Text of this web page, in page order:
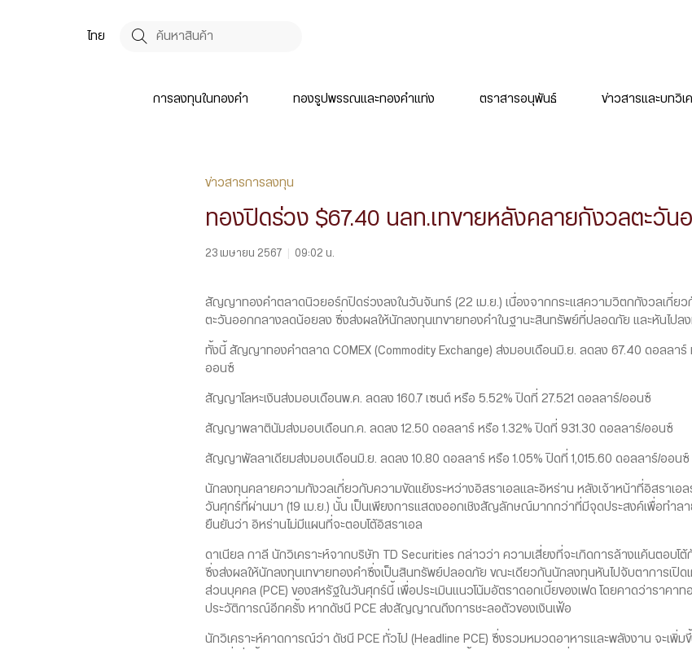
ไทย
การลงทุนในทองคำ ทองรูปพรรณและทองคำแท่ง ตราสารอนุพันธ์ ข่าวสารและบทวิเ
ข่าวสารการลงทุน
ทองปิดร่วง $67.40 นลท.เทขายหลังคลายกังวลตะวัน
23 เมษายน 2567 09:02 น.
สัญญาทองคำตลาดนิวยอร์กปิดร่วงลงในวันจันทร์ (22 เม.ย.) เนื่องจากกระแสความวิตกกังวลเกี่ย
ตะวันออกกลางลดน้อยลง ซึ่งส่งผลให้นักลงทุนเทขายทองคำในฐานะสินทรัพย์ที่ปลอดภัย และหันไปล
ทั้งนี้ สัญญาทองคำตลาด COMEX (Commodity Exchange) ส่งมอบเดือนมิ.ย. ลดลง 67.40 ดอลลา
ออนซ์
สัญญาโลหะเงินส่งมอบเดือนพ.ค. ลดลง 160.7 เซนต์ หรือ 5.52% ปิดที่ 27.521 ดอลลาร์/ออนซ์
สัญญาพลาตินัมส่งมอบเดือนก.ค. ลดลง 12.50 ดอลลาร์ หรือ 1.32% ปิดที่ 931.30 ดอลลาร์/ออนซ์
สัญญาพัลลาเดียมส่งมอบเดือนมิ.ย. ลดลง 10.80 ดอลลาร์ หรือ 1.05% ปิดที่ 1,015.60 ดอลลาร์/ออนซ์
นักลงทุนคลายความกังวลเกี่ยวกับความขัดแย้งระหว่างอิสราเอลและอิหร่าน หลังเจ้าหน้าที่อิสราเอล
วันศุกร์ที่ผ่านมา (19 เม.ย.) นั้น เป็นเพียงการแสดงออกเชิงสัญลักษณ์มากกว่าที่มีจุดประสงค์เพื่อทำล
ยืนยันว่า อิหร่านไม่มีแผนที่จะตอบโต้อิสราเอล
ดาเนียล กาลี นักวิเคราะห์จากบริษัท TD Securities กล่าวว่า ความเสี่ยงที่จะเกิดการล้างแค้นตอบโ
ซึ่งส่งผลให้นักลงทุนเทขายทองคำซึ่งเป็นสินทรัพย์ปลอดภัย ขณะเดียวกันนักลงทุนหันไปจับตาการเปิด
ส่วนบุคคล (PCE) ของสหรัฐในวันศุกร์นี้ เพื่อประเมินแนวโน้มอัตราดอกเบี้ยของเฟด โดยคาดว่าราคา
ประวัติการณ์อีกครั้ง หากดัชนี PCE ส่งสัญญาณถึงการชะลอตัวของเงินเฟ้อ
นักวิเคราะห์คาดการณ์ว่า ดัชนี PCE ทั่วไป (Headline PCE) ซึ่งรวมหมวดอาหารและพลังงาน จะเพิ่ม